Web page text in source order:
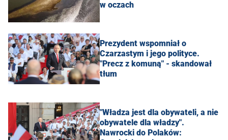
w oczach
Prezydent wspomniał o
Czarzastym i jego polityce.
"Precz z komuną" - skandował
tłum
"Władza jest dla obywateli, a nie
obywatele dla władzy".
Nawrocki do Polaków: